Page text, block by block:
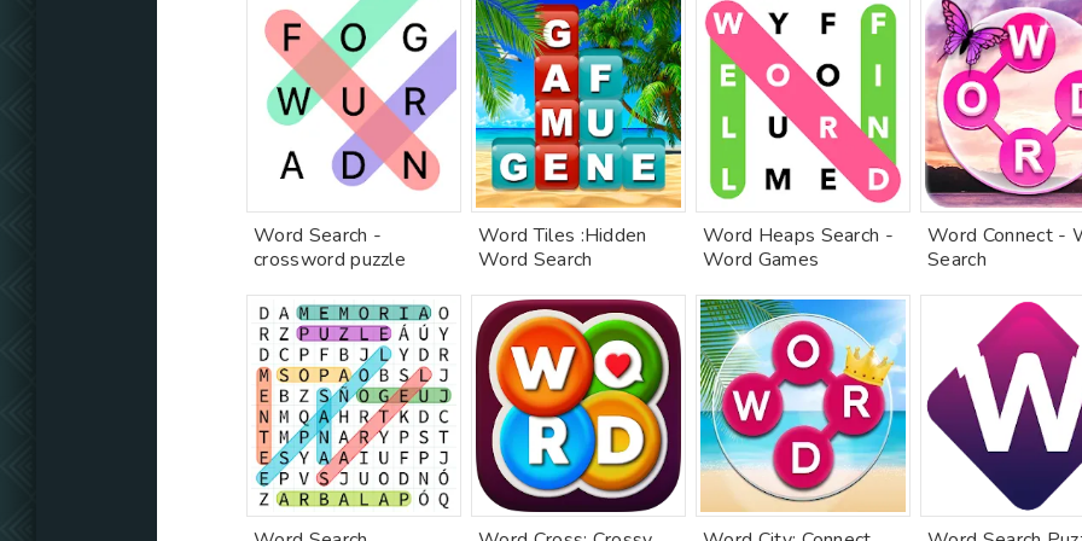
Word Search -
crossword puzzle
Word Tiles :Hidden
Word Search
Word Heaps Search -
Word Games
Word Connect -
Search